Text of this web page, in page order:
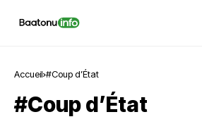
Accueil #Coup d’État
#Coup d’État